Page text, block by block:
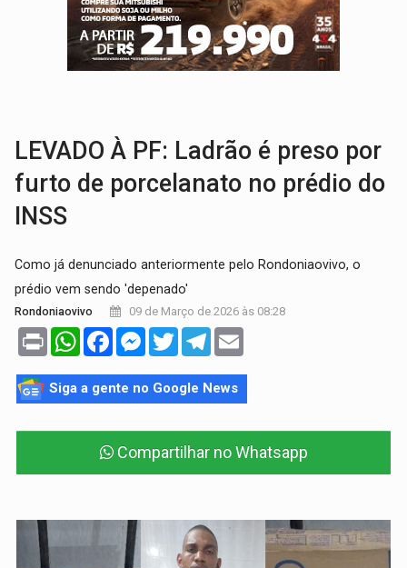
Publicação Legal:FRANCISCO DA SILVA FILHO
URGENTE:Mototaxista e passageira sofrem grave acidente após
CIDADANIA:
LEVADO À PF: Ladrão é preso por
furto de porcelanato no prédio do
INSS
Como já denunciado anteriormente pelo Rondoniaovivo, o
prédio vem sendo 'depenado'
Rondoniaovivo 09 de Março de 2026 às 08:28
Print WhatsAppFacebookMessenger
TwitterTelegram
Siga a gente no Google News
Compartilhar no Whatsapp